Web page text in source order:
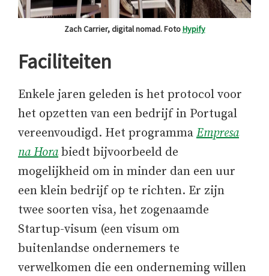
Zach Carrier, digital nomad. FotoHypify
Faciliteiten
Enkele jaren geleden is het protocol voor
het opzetten van een bedrijf in Portugal
vereenvoudigd. Het programma Empresa
na Horabiedt bijvoorbeeld de
mogelijkheid om in minder dan een uur
een klein bedrijf op te richten. Er zijn
twee soorten visa, het zogenaamde
Startup-visum (een visum om
buitenlandse ondernemers te
verwelkomen die een onderneming willen